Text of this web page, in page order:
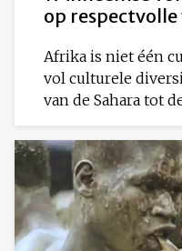
op
Afrika is niet één
vol culturele
van de Sahara tot